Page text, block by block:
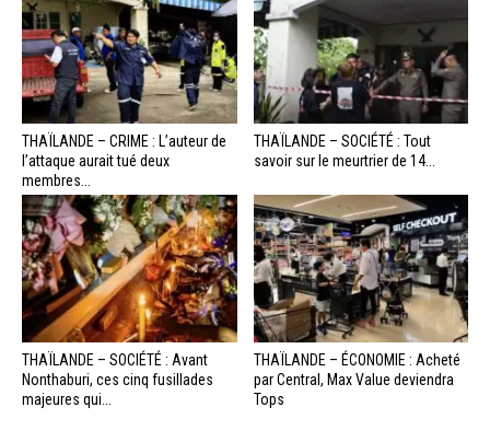
THAÏLANDE – CRIME : L’auteur de
l’attaque aurait tué deux
membres...
THAÏLANDE – SOCIÉTÉ : Tout
savoir sur le meurtrier de 14...
THAÏLANDE – SOCIÉTÉ : Avant
Nonthaburi, ces cinq fusillades
majeures qui...
THAÏLANDE – ÉCONOMIE : Acheté
par Central, Max Value deviendra
Tops